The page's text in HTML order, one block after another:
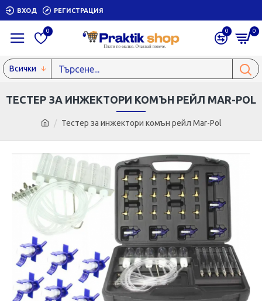
ВХОД РЕГИСТРАЦИЯ
0 0 0
Всички
Тестер за инжектори комън рейл Mar-Pol
ТЕСТЕР ЗА ИНЖЕКТОРИ КОМЪН РЕЙЛ MAR-POL